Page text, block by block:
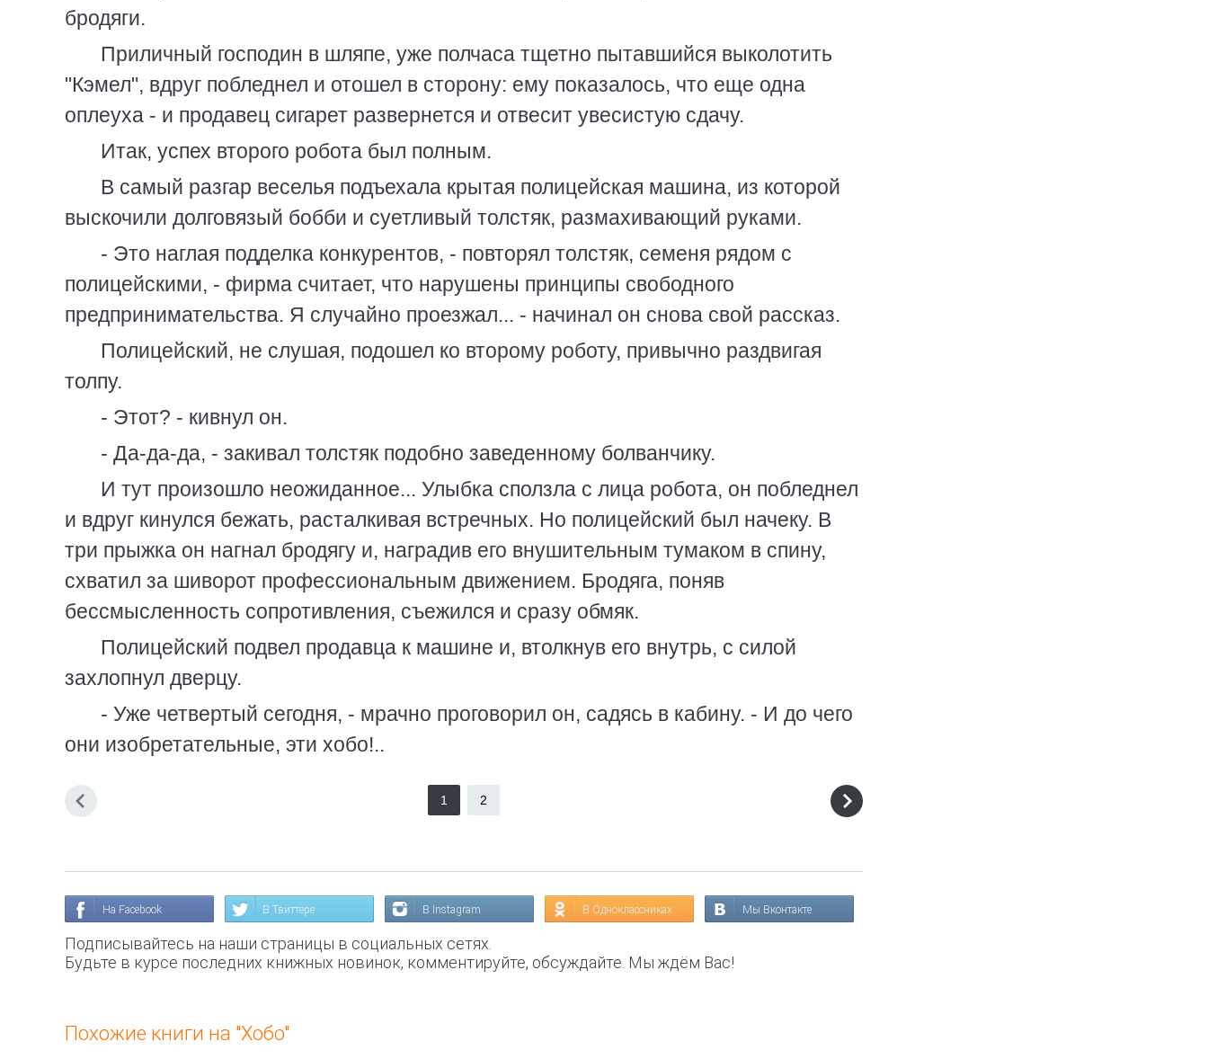
бродяги.
Приличный господин в шляпе, уже полчаса тщетно пытавшийся выколотить
"Кэмел", вдруг побледнел и отошел в сторону: ему показалось, что еще одна
оплеуха - и продавец сигарет развернется и отвесит увесистую сдачу.
Итак, успех второго робота был полным.
В самый разгар веселья подъехала крытая полицейская машина, из которой
выскочили долговязый бобби и суетливый толстяк, размахивающий руками.
- Это наглая подделка конкурентов, - повторял толстяк, семеня рядом с
полицейскими, - фирма считает, что нарушены принципы свободного
предпринимательства. Я случайно проезжал... - начинал он снова свой рассказ.
Полицейский, не слушая, подошел ко второму роботу, привычно раздвигая
толпу.
- Этот? - кивнул он.
- Да-да-да, - закивал толстяк подобно заведенному болванчику.
И тут произошло неожиданное... Улыбка сползла с лица робота, он побледнел
и вдруг кинулся бежать, расталкивая встречных. Но полицейский был начеку. В
три прыжка он нагнал бродягу и, наградив его внушительным тумаком в спину,
схватил за шиворот профессиональным движением. Бродяга, поняв
бессмысленность сопротивления, съежился и сразу обмяк.
Полицейский подвел продавца к машине и, втолкнув его внутрь, с силой
захлопнул дверцу.
- Уже четвертый сегодня, - мрачно проговорил он, садясь в кабину. - И до чего
они изобретательные, эти хобо!..
1 2
На Facebook В Твиттере В Instagram В Одноклассниках Мы Вконтакте
Подписывайтесь на наши страницы в социальных сетях.
Будьте в курсе последних книжных новинок, комментируйте, обсуждайте. Мы ждём Вас!
Похожие книги на "Хобо"